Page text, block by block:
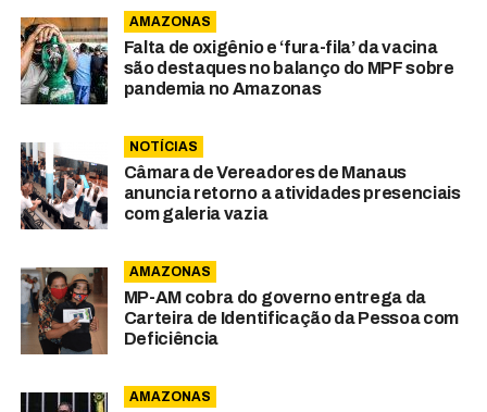
AMAZONAS
Falta de oxigênio e ‘fura-fila’ da vacina
são destaques no balanço do MPF sobre
pandemia no Amazonas
NOTÍCIAS
Câmara de Vereadores de Manaus
anuncia retorno a atividades presenciais
com galeria vazia
AMAZONAS
MP-AM cobra do governo entrega da
Carteira de Identificação da Pessoa com
Deficiência
AMAZONAS